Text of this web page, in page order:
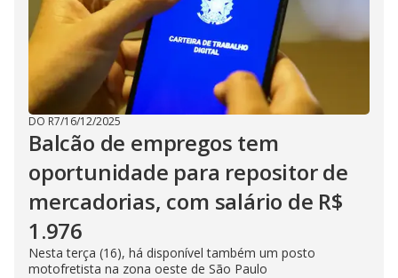
DO R7/16/12/2025
Balcão de empregos tem
oportunidade para repositor de
mercadorias, com salário de R$
1.976
Nesta terça (16), há disponível também um posto
motofretista na zona oeste de São Paulo